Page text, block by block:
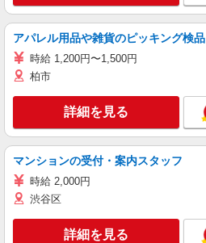
アパレル用品や雑貨のピッキング検品
時給 1,200円〜1,500円
柏市
詳細を見る
マンションの受付・案内スタッフ
時給 2,000円
渋谷区
詳細を見る